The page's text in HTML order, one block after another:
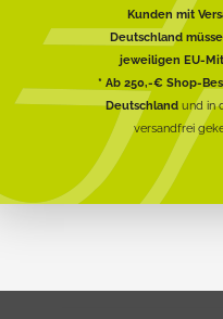
Kunden mit
Deutschland
jeweiligen EU-
* Ab 250,-€ Shop-
Deutschlandund in
versandfrei